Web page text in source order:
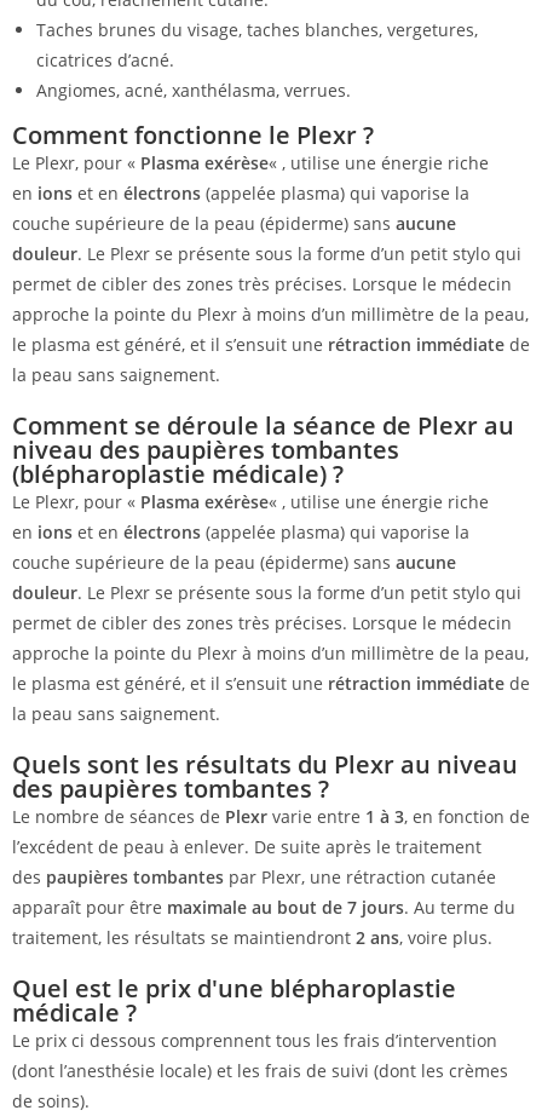
Taches brunes du visage, taches blanches, vergetures,
cicatrices d’acné.
Angiomes, acné, xanthélasma, verrues.
Comment fonctionne le Plexr ?
Le Plexr, pour « Plasma exérèse« , utilise une énergie riche
en ions et en électrons (appelée plasma) qui vaporise la
couche supérieure de la peau (épiderme) sans aucune
douleur. Le Plexr se présente sous la forme d’un petit stylo qui
permet de cibler des zones très précises. Lorsque le médecin
approche la pointe du Plexr à moins d’un millimètre de la peau,
le plasma est généré, et il s’ensuit une rétraction immédiate de
la peau sans saignement.
Comment se déroule la séance de Plexr au
niveau des paupières tombantes
(blépharoplastie médicale) ?
Le Plexr, pour « Plasma exérèse« , utilise une énergie riche
en ions et en électrons (appelée plasma) qui vaporise la
couche supérieure de la peau (épiderme) sans aucune
douleur. Le Plexr se présente sous la forme d’un petit stylo qui
permet de cibler des zones très précises. Lorsque le médecin
approche la pointe du Plexr à moins d’un millimètre de la peau,
le plasma est généré, et il s’ensuit une rétraction immédiate de
la peau sans saignement.
Quels sont les résultats du Plexr au niveau
des paupières tombantes ?
Le nombre de séances de Plexr varie entre 1 à 3, en fonction de
l’excédent de peau à enlever. De suite après le traitement
des paupières tombantes par Plexr, une rétraction cutanée
apparaît pour être maximale au bout de 7 jours. Au terme du
traitement, les résultats se maintiendront 2 ans, voire plus.
Quel est le prix d'une blépharoplastie
médicale ?
Le prix ci dessous comprennent tous les frais d’intervention
(dont l’anesthésie locale) et les frais de suivi (dont les crèmes
de soins).